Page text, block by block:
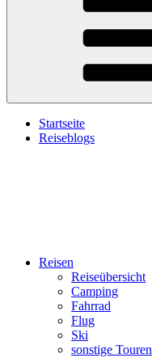
Startseite
Reiseblogs
Reisen
Reiseübersicht
Camping
Fahrrad
Flug
Ski
sonstige Touren